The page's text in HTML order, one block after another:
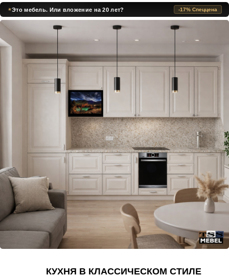
✦Пощупайте разницу — мы приедем бесплатно -17% Спеццена
КУХНЯ В КЛАССИЧЕСКОМ СТИЛЕ